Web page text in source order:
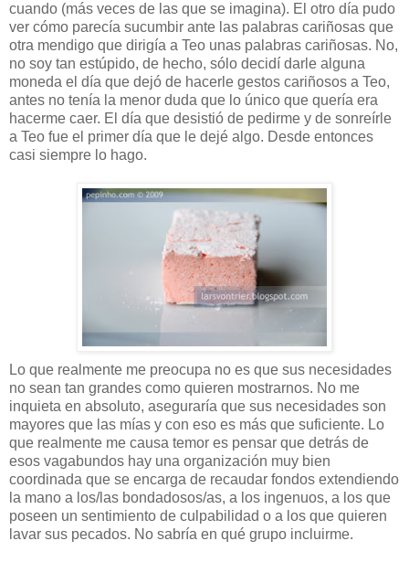
cuando (más veces de las que se imagina). El otro día pudo
ver cómo parecía sucumbir ante las palabras cariñosas que
otra mendigo que dirigía a Teo unas palabras cariñosas. No,
no soy tan estúpido, de hecho, sólo decidí darle alguna
moneda el día que dejó de hacerle gestos cariñosos a Teo,
antes no tenía la menor duda que lo único que quería era
hacerme caer. El día que desistió de pedirme y de sonreírle
a Teo fue el primer día que le dejé algo. Desde entonces
casi siempre lo hago.
Lo que realmente me preocupa no es que sus necesidades
no sean tan grandes como quieren mostrarnos. No me
inquieta en absoluto, aseguraría que sus necesidades son
mayores que las mías y con eso es más que suficiente. Lo
que realmente me causa temor es pensar que detrás de
esos vagabundos hay una organización muy bien
coordinada que se encarga de recaudar fondos extendiendo
la mano a los/las bondadosos/as, a los ingenuos, a los que
poseen un sentimiento de culpabilidad o a los que quieren
lavar sus pecados. No sabría en qué grupo incluirme.